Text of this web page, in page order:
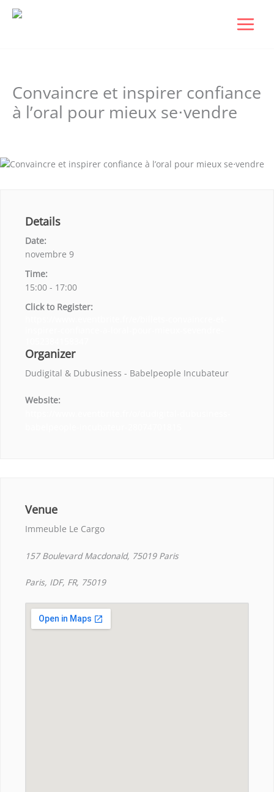
Aller
Convaincre et inspirer confiance
à l’oral pour mieux se⋅vendre
Details
Date:
novembre 9
Time:
15:00 - 17:00
Click to Register:
Organizer
Dudigital & Dubusiness - Babelpeople Incubateur
Website:
Venue
Immeuble Le Cargo
157 Boulevard Macdonald, 75019 Paris
Paris, IDF, FR, 75019